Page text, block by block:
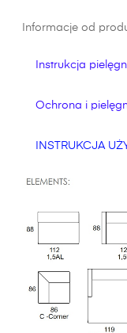
Informacje od
Instrukcja
Ochrona i
INSTRUKCJA